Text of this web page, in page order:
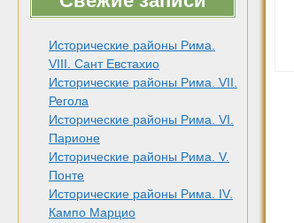
Исторические районы Рима.
VIII. Сант Евстахио
Исторические районы Рима. VII.
Регола
Исторические районы Рима. VI.
Парионе
Исторические районы Рима. V.
Понте
Исторические районы Рима. IV.
Кампо Марцио